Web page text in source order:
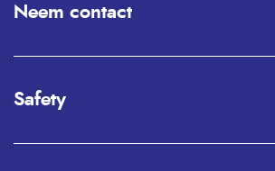
Neem contact
Safety